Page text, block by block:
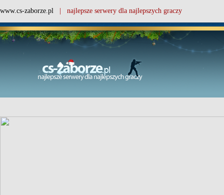
www.cs-zaborze.pl | najlepsze serwery dla najlepszych graczy